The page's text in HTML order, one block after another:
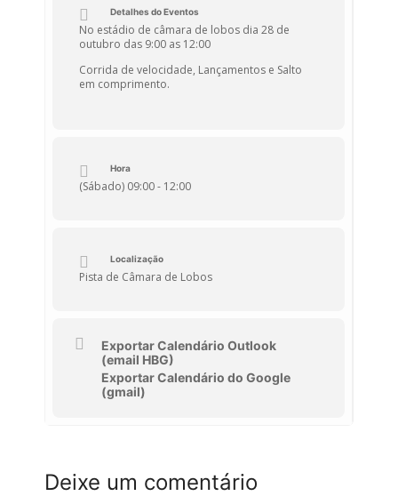
Detalhes do Eventos
No estádio de câmara de lobos dia 28 de
outubro das 9:00 as 12:00
Corrida de velocidade, Lançamentos e Salto
em comprimento.
Hora
(Sábado) 09:00 - 12:00
Localização
Pista de Câmara de Lobos
Exportar Calendário Outlook
(email HBG)
Exportar Calendário do Google
(gmail)
Deixe um comentário